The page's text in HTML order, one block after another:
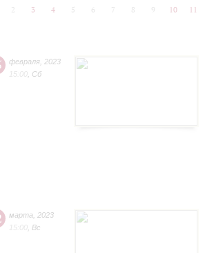
2 3 4 5 6 7 8 9 10 11
февраля 2023
15:00 Сб
марта
2023
15:00 Вс